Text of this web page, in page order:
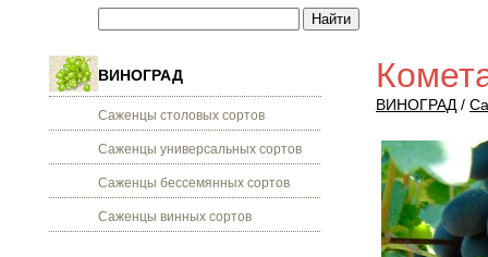
ВИНОГРАД
Саженцы столовых сортов
Саженцы универсальных сортов
Саженцы бессемянных сортов
Саженцы винных сортов
ВИНОГРАД /